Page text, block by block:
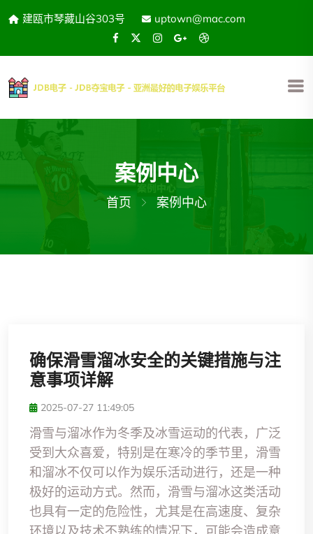
建瓯市琴藏山谷303号 uptown@mac.com
案例中心
首页 案例中心
确保滑雪溜冰安全的关键措施与注
意事项详解
2025-07-27 11:49:05
滑雪与溜冰作为冬季及冰雪运动的代表，广泛
受到大众喜爱，特别是在寒冷的季节里，滑雪
和溜冰不仅可以作为娱乐活动进行，还是一种
极好的运动方式。然而，滑雪与溜冰这类活动
也具有一定的危险性，尤其是在高速度、复杂
环境以及技术不熟练的情况下，可能会造成意